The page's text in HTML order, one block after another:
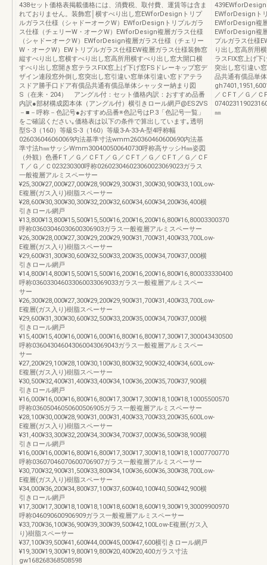
438セット価格表掲載価格には、消費税、取付費、運賃等は含ま
れておりません。装飾窓│横すべり出し窓EWforDesignトリプ
ルガラス仕様（シャドーオークW）EWforDesignトリプルガラ
ス仕様（チェリーW・オークW）EWforDesign複層ガラス仕様
（シャドーオークW）EWforDesign複層ガラス仕様（チェリー
W・オークW）EWトリプルガラス仕様EW複層ガラス仕様装飾窓
縦すべり出し窓横すべり出し窓高所用横すべり出し窓大開口横
すべり出し窓開き窓テラスFIX窓上げ下げ窓FSドレーキップ窓デ
ザイン連段窓外倒し窓突出し窓引違い窓単体引違い窓ドアテラ
スドア勝手口ドア有償品共通有償品単体シャッター納まり図
S（在来・204） アングル付：セット価格内訳：おすすめ品番
内訳●部材構成図本体（アングル付）横引きロール網戸@ES2VS
－■－呼称－色記号●おすすめ品番※色記号はP.3「色記号一覧」
をご確認ください｡価格表は以下の条件で算出しています｡透明
型S-3（160）等級S-3（160）等級3-A-33-A-型4呼称幅
026036046060069内法基準寸法wmm260360460600690内法基
準寸法h㎜サッシWmm300400500640730呼称高サッシH㎜姿図
（外観）色番FＴ／Ｇ／ＣFＴ／Ｇ／ＣFＴ／Ｇ／ＣFＴ／Ｇ／ＣF
Ｔ／Ｇ／Ｃ023230300呼称026023046023060023069023ガラス
一般複層アルミスペーサー
¥25,300¥27,000¥27,000¥28,900¥29,300¥31,300¥30,900¥33,100Low-
E複層(ガス入り)樹脂スペーサー
¥28,600¥30,300¥30,300¥32,200¥32,600¥34,600¥34,200¥36,400横
引きロール網戸
¥13,800¥13,800¥15,500¥15,500¥16,200¥16,200¥16,800¥16,80003300370
呼称03603046030600306903ガラス一般複層アルミスペーサー
¥26,300¥28,000¥27,300¥29,200¥29,900¥31,700¥31,400¥33,700Low-
E複層(ガス入り)樹脂スペーサー
¥29,600¥31,300¥30,600¥32,500¥33,200¥35,000¥34,700¥37,000横
引きロール網戸
¥14,800¥14,800¥15,500¥15,500¥16,200¥16,200¥16,800¥16,800033330400
呼称036033046033060033069033ガラス一般複層アルミスペー
サー
¥26,300¥28,000¥27,300¥29,200¥29,900¥31,700¥31,400¥33,700Low-
E複層(ガス入り)樹脂スペーサー
¥29,600¥31,300¥30,600¥32,500¥33,200¥35,000¥34,700¥37,000横
引きロール網戸
¥15,400¥15,400¥16,000¥16,000¥16,800¥16,800¥17,300¥17,300043430500
呼称036043046043060043069043ガラス一般複層アルミスペー
サー
¥27,200¥29,100¥28,100¥30,100¥30,800¥32,900¥32,400¥34,600Low-
E複層(ガス入り)樹脂スペーサー
¥30,500¥32,400¥31,400¥33,400¥34,100¥36,200¥35,700¥37,900横
引きロール網戸
¥16,000¥16,000¥16,800¥16,800¥17,300¥17,300¥18,100¥18,10005500570
呼称03605046050600506905ガラス一般複層アルミスペーサー
¥28,100¥30,000¥28,900¥31,000¥31,400¥33,700¥33,200¥35,600Low-
E複層(ガス入り)樹脂スペーサー
¥31,400¥33,300¥32,200¥34,300¥34,700¥37,000¥36,500¥38,900横
引きロール網戸
¥16,000¥16,000¥16,800¥16,800¥17,300¥17,300¥18,100¥18,10007700770
呼称03607046070600706907ガラス一般複層アルミスペーサー
¥30,700¥32,900¥31,500¥33,800¥34,100¥36,600¥36,300¥38,700Low-
E複層(ガス入り)樹脂スペーサー
¥34,000¥36,200¥34,800¥37,100¥37,600¥40,100¥40,500¥42,900横
引きロール網戸
¥17,300¥17,300¥18,100¥18,100¥18,600¥18,600¥19,300¥19,30009900970
呼称046090600906909ガラス一般複層アルミスペーサー
¥33,700¥36,100¥36,900¥39,300¥39,500¥42,100Low-E複層(ガス入
り)樹脂スペーサー
¥37,100¥39,500¥41,600¥44,000¥45,000¥47,600横引きロール網戸
¥19,300¥19,300¥19,800¥19,800¥20,400¥20,400ガラス寸法
gw168268368508598
439EWforDesign
EWforDesignト
EWforDesign複
EWforDesign複
プルガラス仕様
り出し窓高所用
ラスFIX窓上げ下
突出し窓引違い
品共通有償品単
／ＣFＴ／Ｇ／Ｃ
㎜